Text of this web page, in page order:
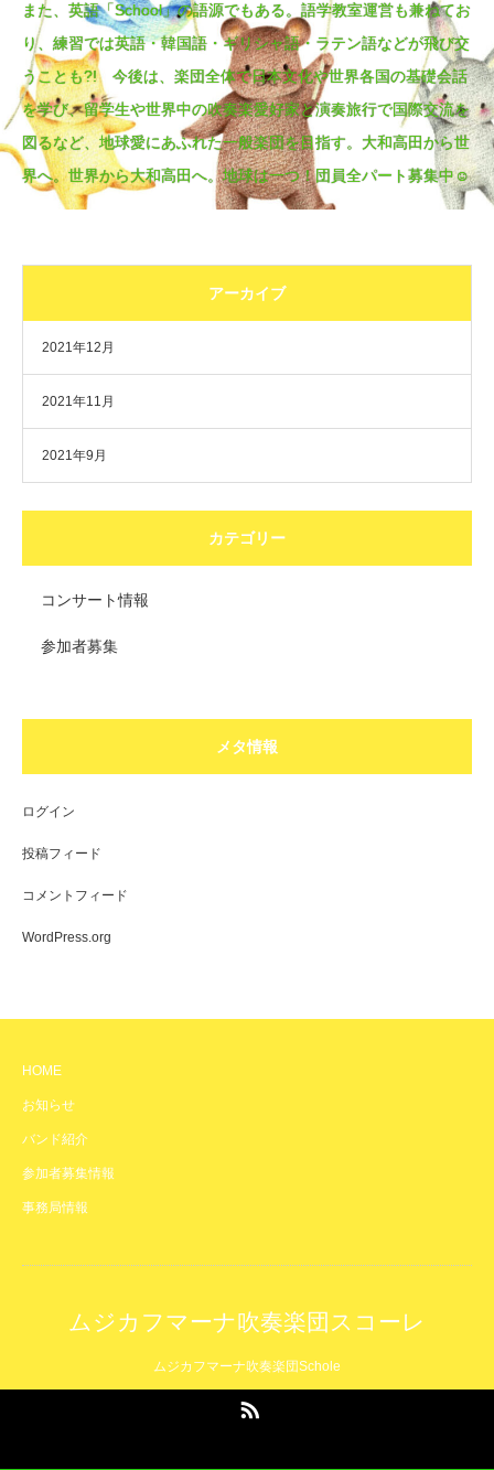
また、英語「School」の語源でもある。語学教室運営も兼ねてお
り、練習では英語・韓国語・ギリシャ語・ラテン語などが飛び交
うことも?! 今後は、楽団全体で日本文化や世界各国の基礎会話
を学び、留学生や世界中の吹奏楽愛好家と演奏旅行で国際交流を
図るなど、地球愛にあふれた一般楽団を目指す。大和高田から世
界へ。世界から大和高田へ。地球は一つ！団員全パート募集中☺
アーカイブ
2021年12月
2021年11月
2021年9月
カテゴリー
コンサート情報
参加者募集
メタ情報
ログイン
投稿フィード
コメントフィード
WordPress.org
HOME
お知らせ
バンド紹介
参加者募集情報
事務局情報
ムジカフマーナ吹奏楽団スコーレ
ムジカフマーナ吹奏楽団Schole